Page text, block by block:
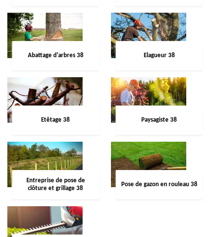
Abattage d'arbres 38 Elagueur 38
Etêtage 38 Paysagiste 38
Entreprise de pose de
clôture et grillage 38
Pose de gazon en rouleau 38